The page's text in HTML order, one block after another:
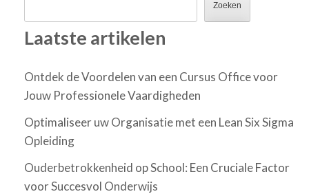
Zoeken
Laatste artikelen
Ontdek de Voordelen van een Cursus Office voor
Jouw Professionele Vaardigheden
Optimaliseer uw Organisatie met een Lean Six Sigma
Opleiding
Ouderbetrokkenheid op School: Een Cruciale Factor
voor Succesvol Onderwijs